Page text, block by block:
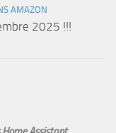
AMAZON
2025 !!!